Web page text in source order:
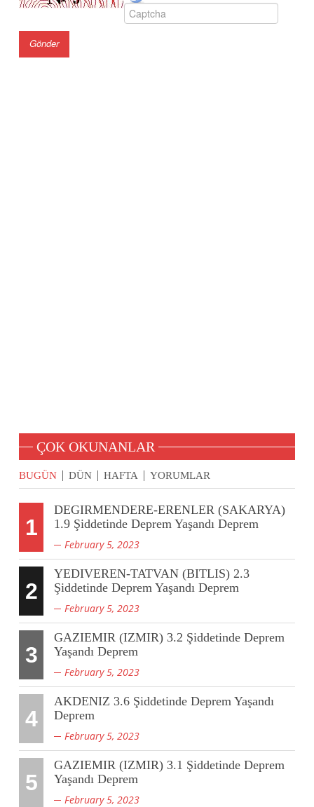
ÇOK OKUNANLAR
BUGÜN DÜN HAFTA YORUMLAR
1
DEGIRMENDERE-ERENLER (SAKARYA)
1.9 Şiddetinde Deprem Yaşandı Deprem
February 5, 2023
2
YEDIVEREN-TATVAN (BITLIS) 2.3
Şiddetinde Deprem Yaşandı Deprem
February 5, 2023
3
GAZIEMIR (IZMIR) 3.2 Şiddetinde Deprem
Yaşandı Deprem
February 5, 2023
4
AKDENIZ 3.6 Şiddetinde Deprem Yaşandı
Deprem
February 5, 2023
5
GAZIEMIR (IZMIR) 3.1 Şiddetinde Deprem
Yaşandı Deprem
February 5, 2023